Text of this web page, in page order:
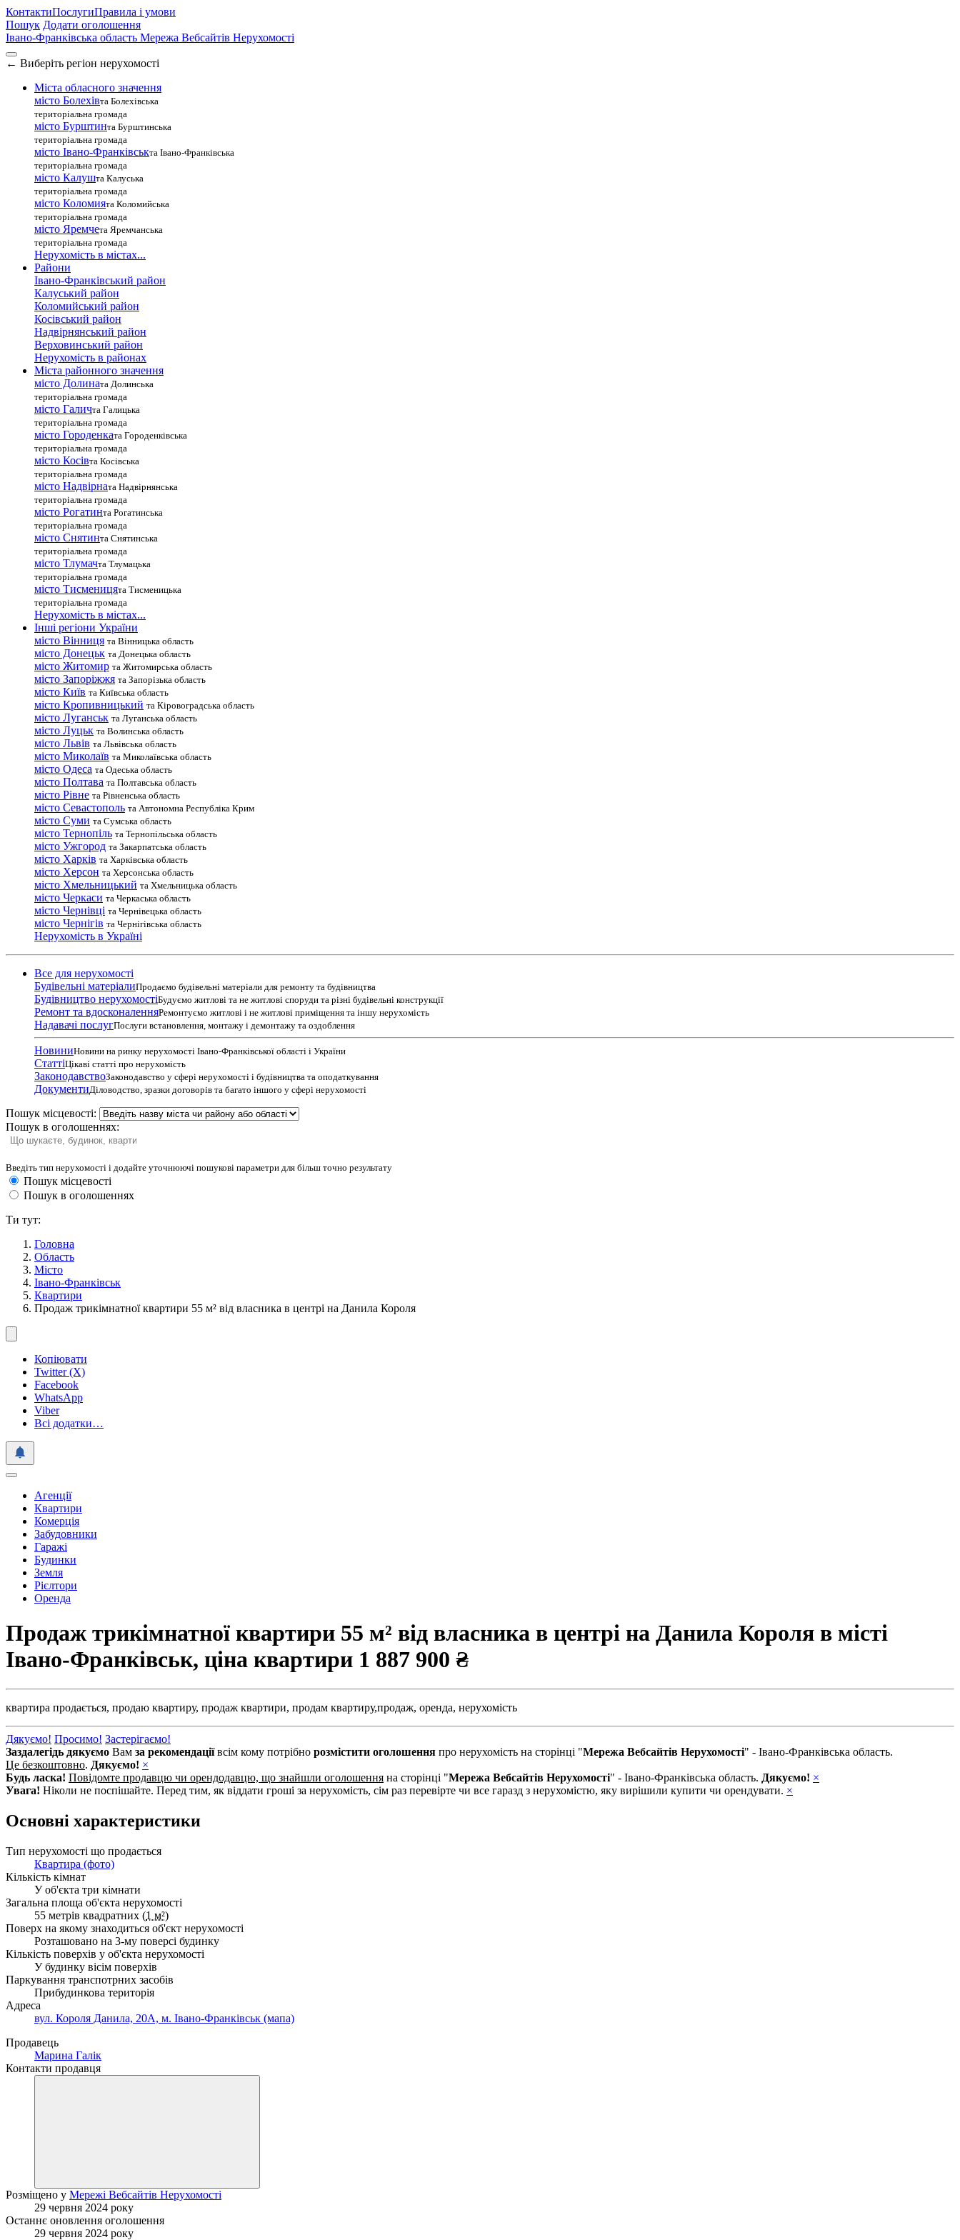
КонтактиПослугиПравила і умови
Пошук Додати оголошення
Івано-Франківська область Мережа Вебсайтів Нерухомості
← Виберіть регіон нерухомості
Міста обласного значення
місто Болехівта Болехівська
територіальна громада
місто Бурштинта Бурштинська
територіальна громада
місто Івано-Франківськта Івано-Франківська
територіальна громада
місто Калушта Калуська
територіальна громада
місто Коломията Коломийська
територіальна громада
місто Яремчета Яремчанська
територіальна громада
Нерухомість в містах...
Райони
Івано-Франківський район
Калуський район
Коломийський район
Косівський район
Надвірнянський район
Верховинський район
Нерухомість в районах
Міста районного значення
місто Долината Долинська
територіальна громада
місто Галичта Галицька
територіальна громада
місто Городенката Городенківська
територіальна громада
місто Косівта Косівська
територіальна громада
місто Надвірната Надвірнянська
територіальна громада
місто Рогатинта Рогатинська
територіальна громада
місто Снятинта Снятинська
територіальна громада
місто Тлумачта Тлумацька
територіальна громада
місто Тисменицята Тисменицька
територіальна громада
Нерухомість в містах...
Інші регіони України
місто Вінниця та Вінницька область
місто Донецьк та Донецька область
місто Житомир та Житомирська область
місто Запоріжжя та Запорізька область
місто Київ та Київська область
місто Кропивницький та Кіровоградська область
місто Луганськ та Луганська область
місто Луцьк та Волинська область
місто Львів та Львівська область
місто Миколаїв та Миколаївська область
місто Одеса та Одеська область
місто Полтава та Полтавська область
місто Рівне та Рівненська область
місто Севастополь та Автономна Республіка Крим
місто Суми та Сумська область
місто Тернопіль та Тернопільська область
місто Ужгород та Закарпатська область
місто Харків та Харківська область
місто Херсон та Херсонська область
місто Хмельницький та Хмельницька область
місто Черкаси та Черкаська область
місто Чернівці та Чернівецька область
місто Чернігів та Чернігівська область
Нерухомість в Україні
Все для нерухомості
Будівельні матеріалиПродаємо будівельні матеріали для ремонту та будівництва
Будівництво нерухомостіБудуємо житлові та не житлові споруди та різні будівельні конструкції
Ремонт та вдосконаленняРемонтуємо житлові і не житлові приміщення та іншу нерухомість
Надавачі послугПослуги встановлення, монтажу і демонтажу та оздоблення
НовиниНовини на ринку нерухомості Івано-Франківської області і України
СтаттіЦікаві статті про нерухомість
ЗаконодавствоЗаконодавство у сфері нерухомості і будівництва та оподаткування
ДокументиДіловодство, зразки договорів та багато іншого у сфері нерухомості
Пошук місцевості:
Пошук в оголошеннях:
Введіть тип нерухомості і додайте уточнюючі пошукові параметри для більш точно результату
Пошук місцевості
Пошук в оголошеннях
Ти тут:
Головна
Область
Місто
Івано-Франківськ
Квартири
Продаж трикімнатної квартири 55 м² від власника в центрі на Данила Короля
Копіювати
Twitter (X)
Facebook
WhatsApp
Viber
Всі додатки…
Агенції
Квартири
Комерція
Забудовники
Гаражі
Будинки
Земля
Рієлтори
Оренда
Продаж трикімнатної квартири 55 м² від власника в центрі на Данила Короля в місті
Івано-Франківськ, ціна квартири 1 887 900 ₴
квартира продається, продаю квартиру, продаж квартири, продам квартиру,продаж, оренда, нерухомість
Дякуємо! Просимо! Застерігаємо!
Заздалегідь дякуємо Вам за рекомендаціївсім кому потрібно розмістити оголошення про нерухомість на сторінці "Мережа Вебсайтів Нерухомості" - Івано-Франківська область.
Це безкоштовно. Дякуємо! ×
Будь ласка! Повідомте продавцю чи орендодавцю, що знайшли оголошення на сторінці "Мережа Вебсайтів Нерухомості" - Івано-Франківська область. Дякуємо! ×
Увага! Ніколи не поспішайте. Перед тим, як віддати гроші за нерухомість, сім раз перевірте чи все гаразд з нерухомістю, яку вирішили купити чи орендувати. ×
Основні характеристики
Тип нерухомості що продається
Квартира (фото)
Кількість кімнат
У об'єкта три кімнати
Загальна площа об'єкта нерухомості
55 метрів квадратних (1 м²)
Поверх на якому знаходиться об'єкт нерухомості
Розташовано на 3-му поверсі будинку
Кількість поверхів у об'єкта нерухомості
У будинку вісім поверхів
Паркування транспотрних засобів
Прибудинкова територія
Адреса
вул. Короля Данила, 20А, м. Івано-Франківськ (мапа)
Продавець
Марина Галік
Контакти продавця
Розміщено у Мережі Вебсайтів Нерухомості
29 червня 2024 року
Останнє оновлення оголошення
29 червня 2024 року